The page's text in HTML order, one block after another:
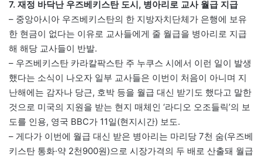
7. 재정 바닥난 우즈베키스탄 도시, 병아리로 교사 월급 지급
– 중앙아시아 우즈베키스탄의 한 지방자치단체가 은행에 보유
한 현금이 없다는 이유로 교사들에게 줄 월급을 병아리로 지급
해 해당 교사들이 반발.
– 우즈베키스탄 카라칼팍스탄 주 누쿠스 시에서 이런 일이 발생
했다는 소식이 나오자 일부 교사들은 이번이 처음이 아니며 지
난해에는 감자나 당근, 호박 등을 월급 대신 받기도 했다고 말한
것으로 미국의 지원을 받는 현지 매체인 ‘라디오 오조들릭’의 보
도를 인용, 영국 BBC가 11일(현지시간) 보도.
– 게다가 이번에 월급 대신 받은 병아리는 마리당 7천 숨(우즈베
키스탄 통화·약 2천900원)으로 시장가격의 두 배로 산출돼 월급